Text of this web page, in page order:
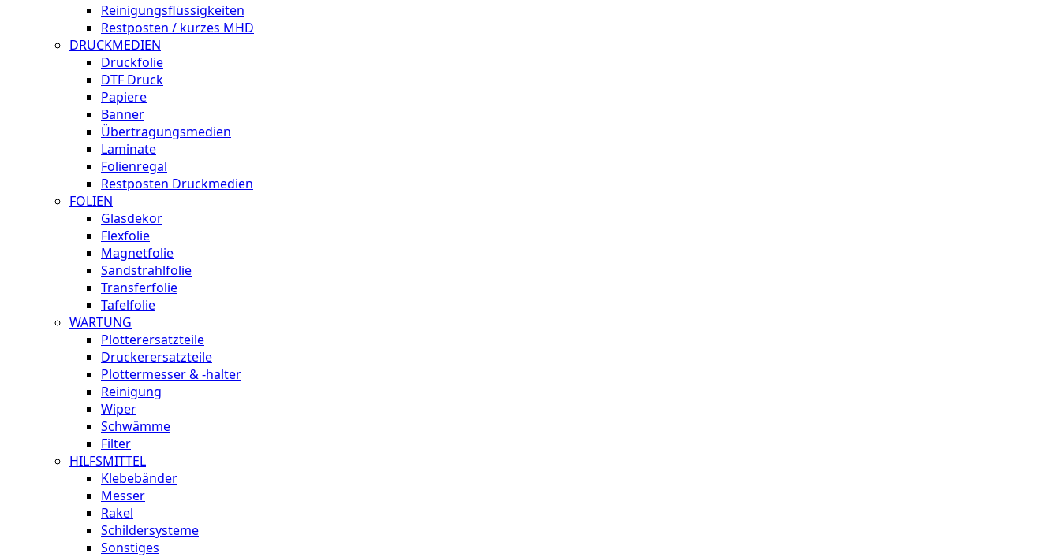
Reinigungsflüssigkeiten
Restposten / kurzes MHD
DRUCKMEDIEN
Druckfolie
DTF Druck
Papiere
Banner
Übertragungsmedien
Laminate
Folienregal
Restposten Druckmedien
FOLIEN
Glasdekor
Flexfolie
Magnetfolie
Sandstrahlfolie
Transferfolie
Tafelfolie
WARTUNG
Plotterersatzteile
Druckerersatzteile
Plottermesser & -halter
Reinigung
Wiper
Schwämme
Filter
HILFSMITTEL
Klebebänder
Messer
Rakel
Schildersysteme
Sonstiges